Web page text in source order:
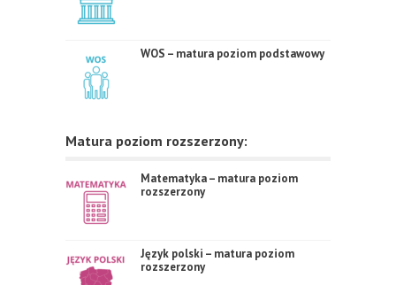
WOS – matura poziom podstawowy
Matura poziom rozszerzony:
Matematyka – matura poziom
rozszerzony
Język polski – matura poziom
rozszerzony